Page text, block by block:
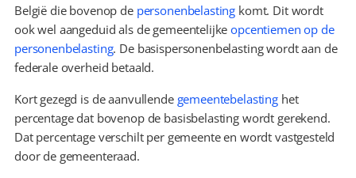
België die bovenop de personenbelasting komt. Dit wordt
ook wel aangeduid als de gemeentelijke opcentiemen op de
personenbelasting. De basispersonenbelasting wordt aan de
federale overheid betaald.
Kort gezegd is de aanvullende gemeentebelasting het
percentage dat bovenop de basisbelasting wordt gerekend.
Dat percentage verschilt per gemeente en wordt vastgesteld
door de gemeenteraad.